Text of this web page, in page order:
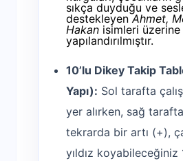
sıkça duyduğu ve
destekleyenAhmet,
Hakan isimleri üzerine
yapılandırılmıştır.
10’lu Dikey Takip
Yapı): Sol tarafta
yer alırken, sağ tarafta
tekrarda bir artı (+),
yıldız